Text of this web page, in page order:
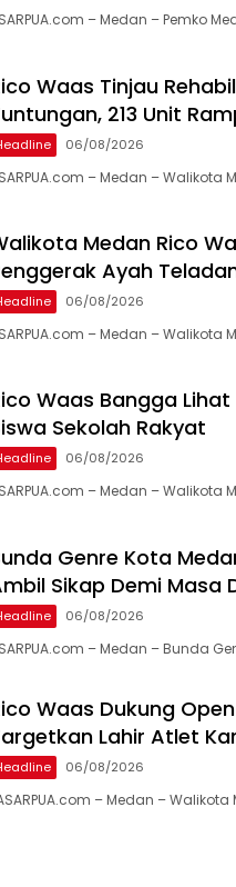
– Medan – Pemko
Waas Tinjau
213 Unit
06/08/2026
– Medan – Walikota
Medan Rico
Ayah
06/08/2026
– Medan – Walikota
Waas Bangga
Sekolah Rakyat
06/08/2026
– Medan – Walikota
Genre Kota
Sikap Demi Masa
06/08/2026
– Medan – Bunda
Waas Dukung
Lahir Atlet
06/08/2026
– Medan – Walikota